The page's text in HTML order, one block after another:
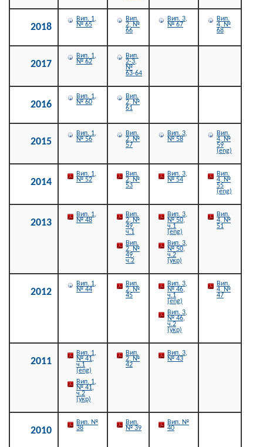
2018
Вип. 1,
№ 65
Вип.
2, №
66
Вип. 3,
№ 67
Вип.
4, №
68
2017
Вип. 1,
№ 62
Вип.
2-3,
№
63-64
2016
Вип. 1,
№ 60
Вип.
2, №
61
2015
Вип. 1,
№ 56
Вип.
2, №
57
Вип. 3,
№ 58
Вип.
4, №
59
(eng)
2014
Вип. 1,
№ 52
Вип.
2, №
53
Вип. 3,
№ 54
Вип.
4, №
55
(eng)
2013
Вип. 1,
№ 48
Вип.
2, №
49,
ч.1
Вип.
2, №
49,
ч.2
Вип. 3,
№ 50,
ч.1
(eng)
Вип. 3,
№ 50,
ч.2
(укр)
Вип.
4, №
51
2012
Вип. 1,
№ 44
Вип.
2, №
45
Вип. 3,
№ 46,
ч.1
(eng)
Вип. 3,
№ 46,
ч.2
(укр)
Вип.
4, №
47
2011
Вип. 1,
№ 41,
ч.1
(eng)
Вип. 1,
№ 41,
ч.2
(укр)
Вип.
2, №
42
Вип. 3,
№ 43
2010
Вип. №
38
Вип.
№ 39
Вип. №
40